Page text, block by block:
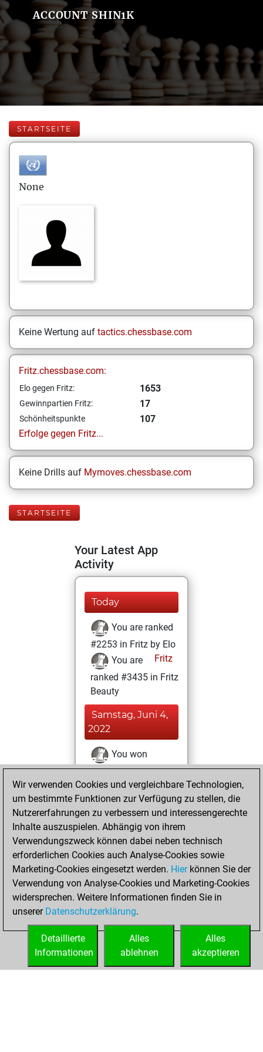
ACCOUNT SHIN1K
STARTSEITE
None
Keine Wertung auf tactics.chessbase.com
Fritz.chessbase.com:
Elo gegen Fritz: 1653
Gewinnpartien Fritz: 17
Schönheitspunkte
107
Erfolge gegen Fritz...
Keine Drills auf Mymoves.chessbase.com
STARTSEITE
Your Latest App
Activity
Today
You are ranked
#2253 in Fritz by Elo
Fritz
You are
ranked #3435 in Fritz
Beauty
Samstag, Juni 4,
2022
You won
against Fritz
Fritz
You achieved a
BeautyScore of 107
new Elo of 1653
Montag,
September 20,
2021
You created
your Fritz account
Wir verwenden Cookies und vergleichbare Technologien,
um bestimmte Funktionen zur Verfügung zu stellen, die
Nutzererfahrungen zu verbessern und interessengerechte
Inhalte auszuspielen. Abhängig von ihrem
Verwendungszweck können dabei neben technisch
erforderlichen Cookies auch Analyse-Cookies sowie
Marketing-Cookies eingesetzt werden. Hierkönnen Sie der
Verwendung von Analyse-Cookies und Marketing-Cookies
widersprechen. Weitere Informationen finden Sie in
unserer Datenschutzerklärung.
Alles
akzeptieren
Alles
ablehnen
Detaillierte
Informationen